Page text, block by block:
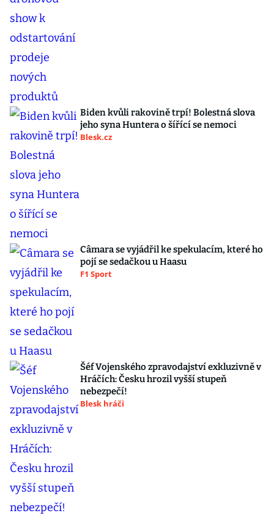
Biden kvůli rakovině trpí! Bolestná slova
jeho syna Huntera o šířící se nemoci
Blesk.cz
Câmara se vyjádřil ke spekulacím, které ho
pojí se sedačkou u Haasu
F1 Sport
Šéf Vojenského zpravodajství exkluzivně v
Hráčích: Česku hrozil vyšší stupeň
nebezpečí!
Blesk hráči